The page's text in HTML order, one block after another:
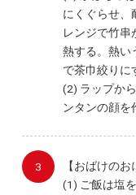
にくぐらせ、
レンジで竹串
熱する。熱い
で茶巾絞りに
(2) ラップか
ンタンの顔を
【おばけのお
(1) ご飯は塩